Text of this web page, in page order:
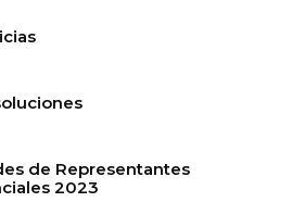
de Representantes
2023